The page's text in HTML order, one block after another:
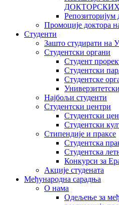
Репозиторијум
Промоције доктора
Студенти
Зашто студирати на
Студентски органи
Студент
Студентски
Студентске
Најбољи студенти
Студентски центри
Студентски
Студентски
Стипендије и праксе
Студентска
Студентска
Конкурси за
Акције студената
Међународна сарадња
О нама
Одељење за